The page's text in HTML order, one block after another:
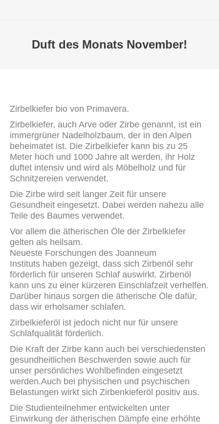
Duft des Monats November!
Zirbelkiefer bio von Primavera.
Zirbelkiefer, auch Arve oder Zirbe genannt, ist ein
immergrüner Nadelholzbaum, der in den Alpen
beheimatet ist. Die Zirbelkiefer kann bis zu 25
Meter hoch und 1000 Jahre alt werden, ihr Holz
duftet intensiv und wird als Möbelholz und für
Schnitzereien verwendet.
Die Zirbe wird seit langer Zeit für unsere
Gesundheit eingesetzt. Dabei werden nahezu alle
Teile des Baumes verwendet.
Vor allem die ätherischen Öle der Zirbelkiefer
gelten als heilsam.
Neueste Forschungen des Joanneum
Instituts haben gezeigt, dass sich Zirbenöl sehr
förderlich für unseren Schlaf auswirkt. Zirbenöl
kann uns zu einer kürzeren Einschlafzeit verhelfen.
Darüber hinaus sorgen die ätherische Öle dafür,
dass wir erholsamer schlafen.
Zirbelkieferöl ist jedoch nicht nur für unsere
Schlafqualität förderlich.
Die Kraft der Zirbe kann auch bei verschiedensten
gesundheitlichen Beschwerden sowie auch für
unser persönliches Wohlbefinden eingesetzt
werden.Auch bei physischen und psychischen
Belastungen wirkt sich Zirbenkieferöl positiv aus.
Die Studienteilnehmer entwickelten unter
Einwirkung der ätherischen Dämpfe eine erhöhte